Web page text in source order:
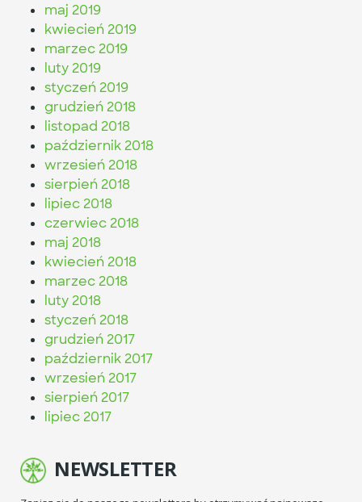
maj 2019
kwiecień 2019
marzec 2019
luty 2019
styczeń 2019
grudzień 2018
listopad 2018
październik 2018
wrzesień 2018
sierpień 2018
lipiec 2018
czerwiec 2018
maj 2018
kwiecień 2018
marzec 2018
luty 2018
styczeń 2018
grudzień 2017
październik 2017
wrzesień 2017
sierpień 2017
lipiec 2017
NEWSLETTER